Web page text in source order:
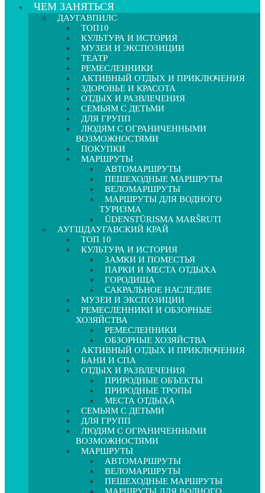
ЧЕМ ЗАНЯТЬСЯ
ДАУГАВПИЛС
ТОП10
КУЛЬТУРА И ИСТОРИЯ
МУЗЕИ И ЭКСПОЗИЦИИ
ТЕАТР
РЕМЕСЛЕННИКИ
АКТИВНЫЙ ОТДЫХ И ПРИКЛЮЧЕНИЯ
ЗДОРОВЬЕ И КРАСОТА
ОТДЫХ И РАЗВЛЕЧЕНИЯ
СЕМЬЯМ С ДЕТЬМИ
ДЛЯ ГРУПП
ЛЮДЯМ С ОГРАНИЧЕННЫМИ
ВОЗМОЖНОСТЯМИ
ПОКУПКИ
МАРШРУТЫ
АВТОМАРШРУТЫ
ПЕШЕХОДНЫЕ МАРШРУТЫ
ВЕЛОМАРШРУТЫ
МАРШРУТЫ ДЛЯ ВОДНОГО
ТУРИЗМА
ŪDENSTŪRISMA MARŠRUTI
АУГШДАУГАВСКИЙ КРАЙ
ТОП 10
КУЛЬТУРА И ИСТОРИЯ
ЗАМКИ И ПОМЕСТЬЯ
ПАРКИ И МЕСТА ОТДЫХА
ГОРОДИЩА
САКРАЛЬНОЕ НАСЛЕДИЕ
МУЗЕИ И ЭКСПОЗИЦИИ
РЕМЕСЛЕННИКИ И ОБЗОРНЫЕ
ХОЗЯЙСТВА
РЕМЕСЛЕННИКИ
ОБЗОРНЫЕ ХОЗЯЙСТВА
АКТИВНЫЙ ОТДЫХ И ПРИКЛЮЧЕНИЯ
БАНИ И СПА
ОТДЫХ И РАЗВЛЕЧЕНИЯ
ПРИРОДНЫЕ ОБЪЕКТЫ
ПРИРОДНЫЕ ТРОПЫ
МЕСТА ОТДЫХА
СЕМЬЯМ С ДЕТЬМИ
ДЛЯ ГРУПП
ЛЮДЯМ С ОГРАНИЧЕННЫМИ
ВОЗМОЖНОСТЯМИ
МАРШРУТЫ
АВТОМАРШРУТЫ
ВЕЛОМАРШРУТЫ
ПЕШЕХОДНЫЕ МАРШРУТЫ